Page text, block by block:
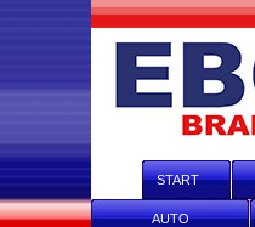
START
AUTO